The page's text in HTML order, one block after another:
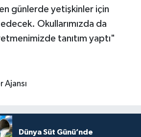
günlerde yetişkinler için
Okullarımızda da
tanıtım yaptı"
Ajansı
Dünya Süt Günü’nde